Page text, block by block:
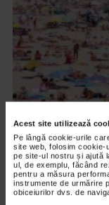
Acest site utilizează
Pe lângă cookie-urile
site web, folosim cookie-
pe site-ul nostru și ajută
ul, de exemplu, făcând
pentru a măsura
instrumente de urmărire
obiceiurilor dvs. de
INTERNE
Insolatia
14.711 vizualizari